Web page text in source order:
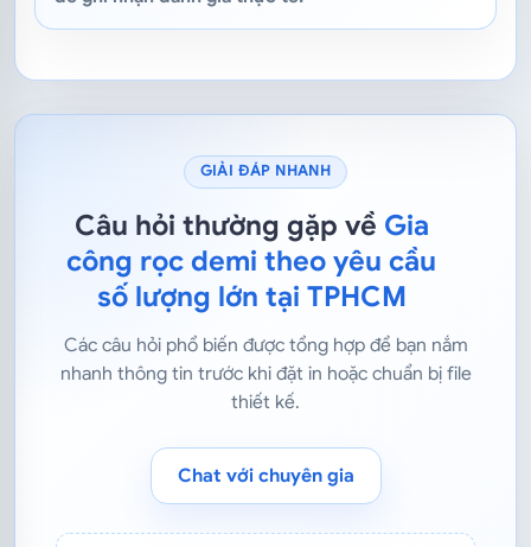
GIẢI ĐÁP NHANH
Câu hỏi thường gặp về Gia
công rọc demi theo yêu cầu
số lượng lớn tại TPHCM
Các câu hỏi phổ biến được tổng hợp để bạn nắm
nhanh thông tin trước khi đặt in hoặc chuẩn bị file
thiết kế.
Chat với chuyên gia